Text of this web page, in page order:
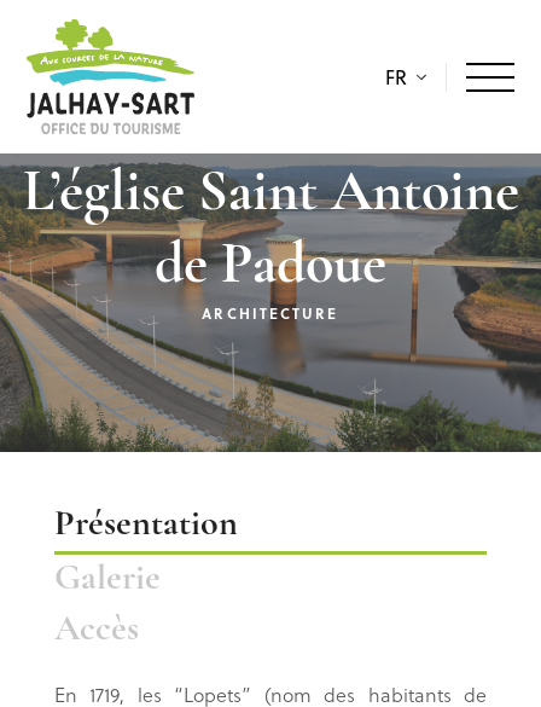
FR
L’église Saint Antoine
de Padoue
ARCHITECTURE
Description
Présentation
Galerie
Accès
En 1719, les “Lopets” (nom des habitants de